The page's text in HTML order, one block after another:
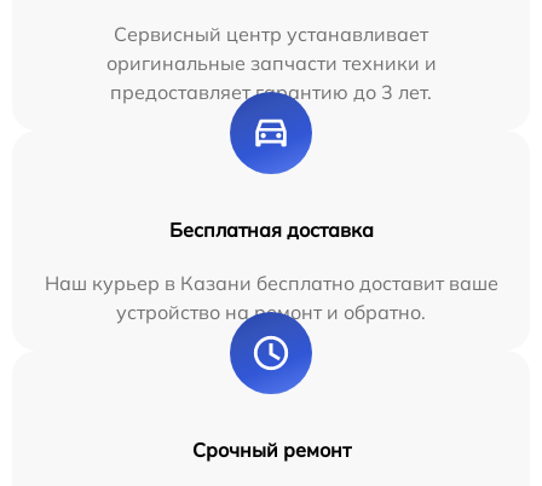
Сервисный центр устанавливает
оригинальные запчасти техники и
предоставляет гарантию до 3 лет.
Бесплатная доставка
Наш курьер в Казани бесплатно доставит ваше
устройство на ремонт и обратно.
Срочный ремонт